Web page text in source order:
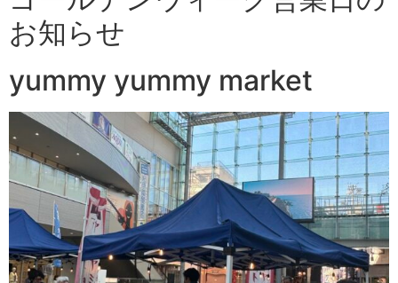
お知らせ
yummy yummy market